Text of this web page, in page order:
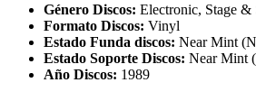
Género Discos: Electronic, Stage &
Formato Discos: Vinyl
Estado Funda discos: Near Mint
Estado Soporte Discos: Near Mint
Año Discos: 1989